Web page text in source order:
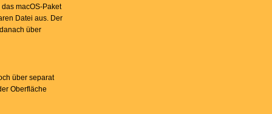
macOS-Paket
Datei aus. Der
über
über separat
Oberfläche